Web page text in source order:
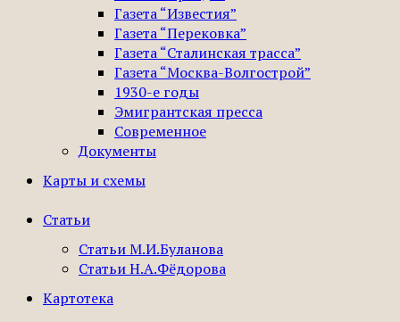
Газета “Известия”
Газета “Перековка”
Газета “Сталинская трасса”
Газета “Москва-Волгострой”
1930-е годы
Эмигрантская пресса
Современное
Документы
Карты и схемы
Статьи
Статьи М.И.Буланова
Статьи Н.А.Фёдорова
Картотека